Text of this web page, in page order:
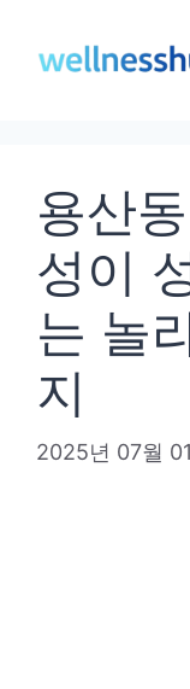
용산
성이
는 놀
지
2025년 07월